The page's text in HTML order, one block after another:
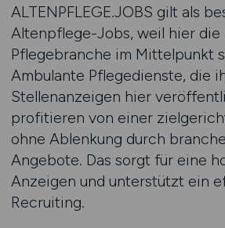
ALTENPFLEGE.JOBS gilt als
Altenpflege-Jobs, weil hier die
Pflegebranche im Mittelpunkt
Ambulante Pflegedienste, die
Stellenanzeigen hier
profitieren von einer
ohne Ablenkung durch
Angebote. Das sorgt für eine
Anzeigen und unterstützt ein
Recruiting.